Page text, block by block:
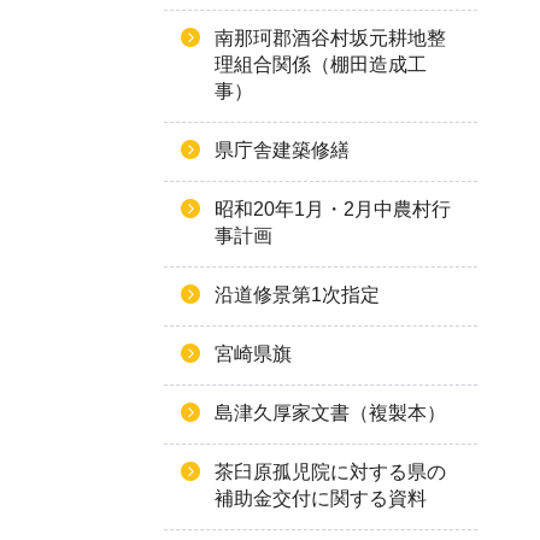
南那珂郡酒谷村坂元耕地整
理組合関係（棚田造成工
事）
県庁舎建築修繕
昭和20年1月・2月中農村行
事計画
沿道修景第1次指定
宮崎県旗
島津久厚家文書（複製本）
茶臼原孤児院に対する県の
補助金交付に関する資料